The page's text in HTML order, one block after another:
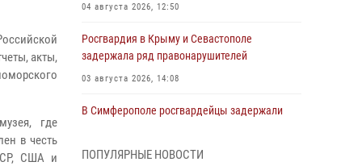
акты,
где
в честь
США и
04 августа 2026, 12:50
Росгвардия в Крыму и Севастополе
задержала ряд правонарушителей
03 августа 2026, 14:08
В Симферополе росгвардейцы задержали
ПОПУЛЯРНЫЕ НОВОСТИ